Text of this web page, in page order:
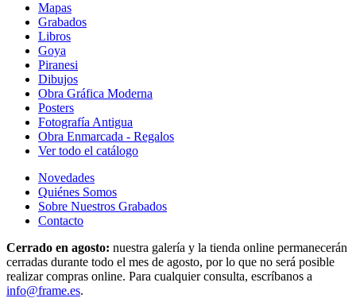
Mapas
Grabados
Libros
Goya
Piranesi
Dibujos
Obra Gráfica Moderna
Posters
Fotografía Antigua
Obra Enmarcada - Regalos
Ver todo el catálogo
Novedades
Quiénes Somos
Sobre Nuestros Grabados
Contacto
Cerrado en agosto: nuestra galería y la tienda online permanecerán
cerradas durante todo el mes de agosto, por lo que no será posible
realizar compras online. Para cualquier consulta, escríbanos a
info@frame.es.